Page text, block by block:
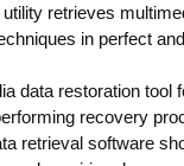
retrieves
in perfect
data restoration
recovery
retrieval software